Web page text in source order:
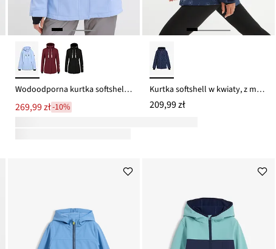
Wodoodporna kurtka softshellowa
269,99 zł-10%
Kurtka softshell w kwiaty, z materiału odpychającego wodę
209,99 zł